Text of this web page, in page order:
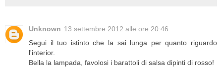
Unknown 13 settembre 2012 alle ore 20:46
Segui il tuo istinto che la sai lunga per quanto riguardo
l'interior.
Bella la lampada, favolosi i barattoli di salsa dipinti di rosso!